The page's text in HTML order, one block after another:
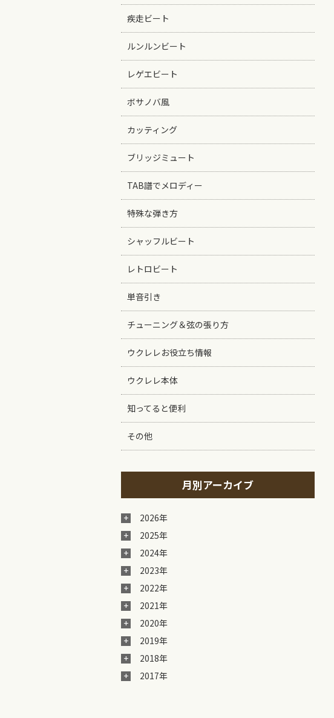
疾走ビート
ルンルンビート
レゲエビート
ボサノバ風
カッティング
ブリッジミュート
TAB譜でメロディー
特殊な弾き方
シャッフルビート
レトロビート
単音引き
チューニング＆弦の張り方
ウクレレお役立ち情報
ウクレレ本体
知ってると便利
その他
月別アーカイブ
2026年
2025年
2024年
2023年
2022年
2021年
2020年
2019年
2018年
2017年